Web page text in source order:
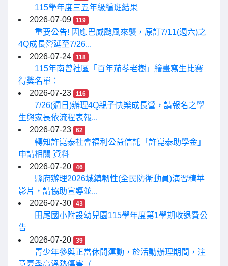
115學年度三五年級編班結果
2026-07-09
119
重要公告! 因應巴威颱風來襲，原訂7/11(週六)之
4Q成長營延至7/26...
2026-07-24
118
115年南曾社區「百年茄苳老樹」繪畫寫生比賽
得獎名單：
2026-07-23
116
7/26(週日)辦理4Q親子快樂成長營，請報名之學
生與家長依流程表報...
2026-07-23
62
轉知許崑泰社會福利公益信託「許崑泰助學金」
申請相關 資料
2026-07-20
46
縣府辦理2026城鎮韌性(全民防衛動員)演習精華
影片，請協助宣導並...
2026-07-30
43
田尾國小附設幼兒園115學年度第1學期收退費公
告
2026-07-20
39
青少年參與正當休閒運動，於活動辦理期間，注
意夏季高溫熱傷害（...